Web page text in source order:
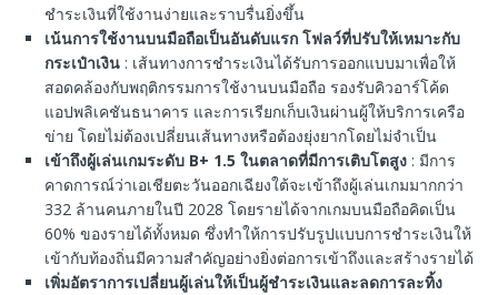
ชำระเงินที่ใช้งานง่ายและราบรื่นยิ่งขึ้น
เน้นการใช้งานบนมือถือเป็นอันดับแรก โฟลว์ที่ปรับให้เหมาะกับ
กระเป๋าเงิน : เส้นทางการชำระเงินได้รับการออกแบบมาเพื่อให้
สอดคล้องกับพฤติกรรมการใช้งานบนมือถือ รองรับคิวอาร์โค้ด
แอปพลิเคชันธนาคาร และการเรียกเก็บเงินผ่านผู้ให้บริการเครือ
ข่าย โดยไม่ต้องเปลี่ยนเส้นทางหรือต้องยุ่งยากโดยไม่จำเป็น
เข้าถึงผู้เล่นเกมระดับ B+ 1.5 ในตลาดที่มีการเติบโตสูง : มีการ
คาดการณ์ว่าเอเชียตะวันออกเฉียงใต้จะเข้าถึงผู้เล่นเกมมากกว่า
332 ล้านคนภายในปี 2028 โดยรายได้จากเกมบนมือถือคิดเป็น
60% ของรายได้ทั้งหมด ซึ่งทำให้การปรับรูปแบบการชำระเงินให้
เข้ากับท้องถิ่นมีความสำคัญอย่างยิ่งต่อการเข้าถึงและสร้างรายได้
เพิ่มอัตราการเปลี่ยนผู้เล่นให้เป็นผู้ชำระเงินและลดการละทิ้ง